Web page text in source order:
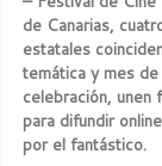
de Canarias,
estatales
temática y mes de
celebración, unen
para difundir
por el fantástico.